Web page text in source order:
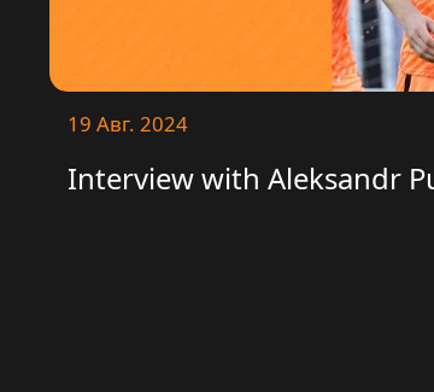
19 Авг. 2024
Interview with Aleksandr